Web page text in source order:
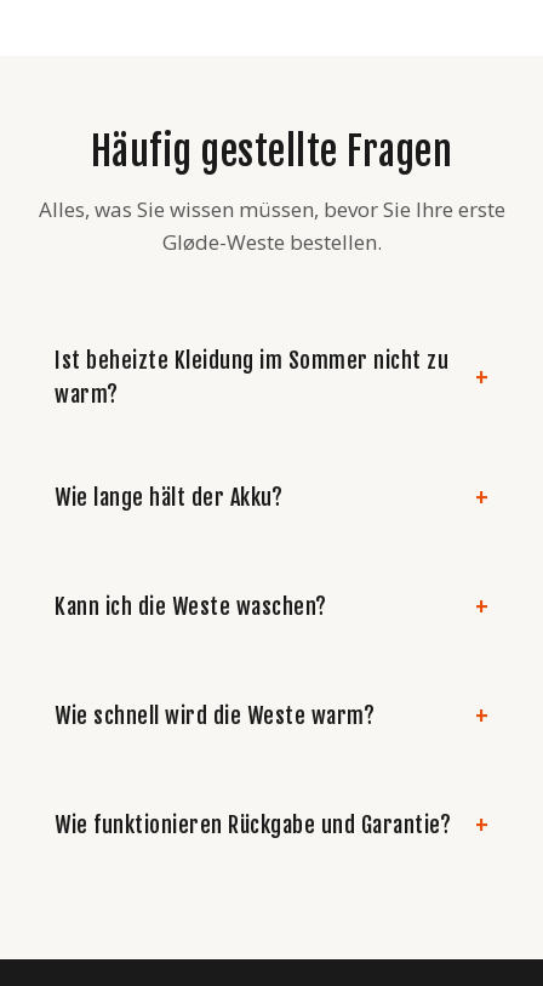
Häufig gestellte Fragen
Alles, was Sie wissen müssen, bevor Sie Ihre erste
Gløde-Weste bestellen.
Ist beheizte Kleidung im Sommer nicht zu
warm?
Wie lange hält der Akku?
Kann ich die Weste waschen?
Wie schnell wird die Weste warm?
Wie funktionieren Rückgabe und Garantie?